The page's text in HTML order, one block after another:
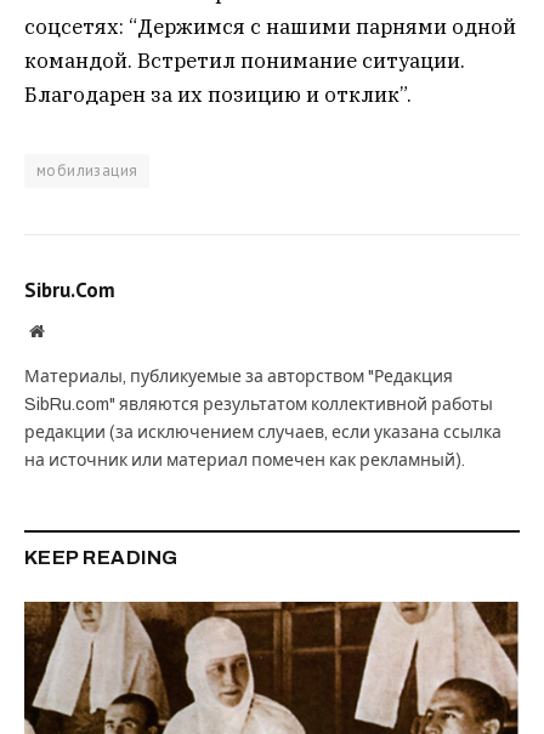
соцсетях: “Держимся с нашими парнями одной
командой. Встретил понимание ситуации.
Благодарен за их позицию и отклик”.
мобилизация
Sibru.Com
Website
Материалы, публикуемые за авторством "Редакция
SibRu.com" являются результатом коллективной работы
редакции (за исключением случаев, если указана ссылка
на источник или материал помечен как рекламный).
KEEP READING